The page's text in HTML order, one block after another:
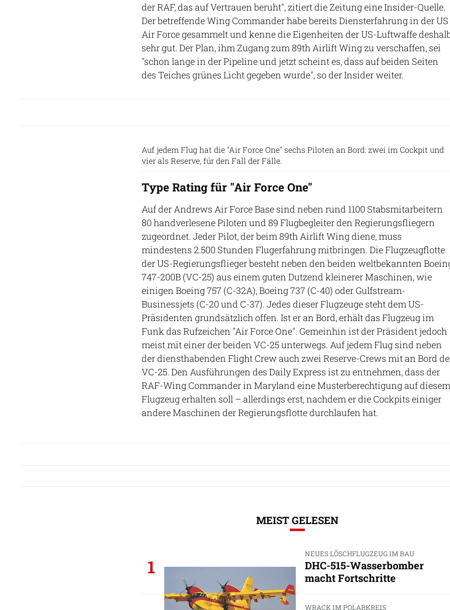
der RAF, das auf Vertrauen beruht", zitiert die Zeitung eine Insider-Quelle.
Der betreffende Wing Commander habe bereits Diensterfahrung in der US
Air Force gesammelt und kenne die Eigenheiten der US-Luftwaffe
sehr gut. Der Plan, ihm Zugang zum 89th Airlift Wing zu verschaffen, sei
"schon lange in der Pipeline und jetzt scheint es, dass auf beiden Seiten
des Teiches grünes Licht gegeben wurde", so der Insider weiter.
Auf jedem Flug hat die "Air Force One" sechs Piloten an Bord: zwei im Cockpit und
vier als Reserve, für den Fall der Fälle.
Type Rating für "Air Force One"
Auf der Andrews Air Force Base sind neben rund 1100 Stabsmitarbeitern
80 handverlesene Piloten und 89 Flugbegleiter den Regierungsfliegern
zugeordnet. Jeder Pilot, der beim 89th Airlift Wing diene, muss
mindestens 2.500 Stunden Flugerfahrung mitbringen. Die Flugzeugflotte
der US-Regierungsflieger besteht neben den beiden weltbekannten
747-200B (VC-25) aus einem guten Dutzend kleinerer Maschinen, wie
einigen Boeing 757 (C-32A), Boeing 737 (C-40) oder Gulfstream-
Businessjets (C-20 und C-37). Jedes dieser Flugzeuge steht dem US-
Präsidenten grundsätzlich offen. Ist er an Bord, erhält das Flugzeug im
Funk das Rufzeichen "Air Force One". Gemeinhin ist der Präsident jedoch
meist mit einer der beiden VC-25 unterwegs. Auf jedem Flug sind neben
der diensthabenden Flight Crew auch zwei Reserve-Crews mit an Bord
VC-25. Den Ausführungen des Daily Express ist zu entnehmen, dass der
RAF-Wing Commander in Maryland eine Musterberechtigung auf diesem
Flugzeug erhalten soll – allerdings erst, nachdem er die Cockpits einiger
andere Maschinen der Regierungsflotte durchlaufen hat.
MEIST GELESEN
1
NEUES LÖSCHFLUGZEUG IM BAU
DHC-515-Wasserbomber
macht Fortschritte
WRACK IM POLARKREIS